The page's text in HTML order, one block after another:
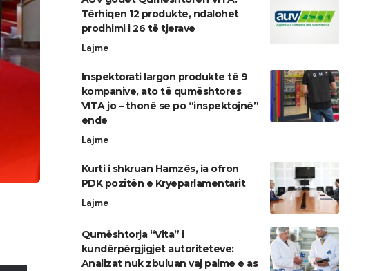
Tërhiqen 12 produkte, ndalohet
prodhimi i 26 të tjerave
Lajme
Inspektorati largon produkte të 9
kompanive, ato të qumështores
VITA jo – thonë se po “inspektojnë”
ende
Lajme
Kurti i shkruan Hamzës, ia ofron
PDK pozitën e Kryeparlamentarit
Lajme
Qumështorja “Vita” i
kundërpërgjigjet autoriteteve:
Analizat nuk zbuluan vaj palme e as